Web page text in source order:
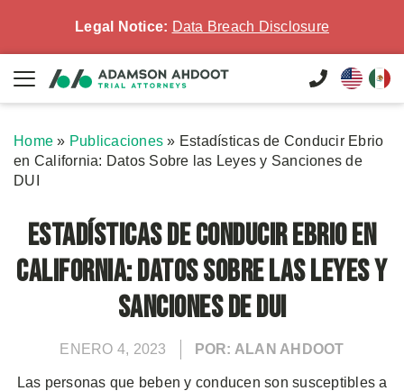
Legal Notice: Data Breach Disclosure
Home » Publicaciones » Estadísticas de Conducir Ebrio
en California: Datos Sobre las Leyes y Sanciones de
DUI
Estadísticas de Conducir Ebrio en
California: Datos Sobre las Leyes y
Sanciones de DUI
ENERO 4, 2023 POR: ALAN AHDOOT
Las personas que beben y conducen son susceptibles a